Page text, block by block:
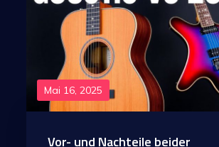
Mai 16, 2025
Vor- und Nachteile beider